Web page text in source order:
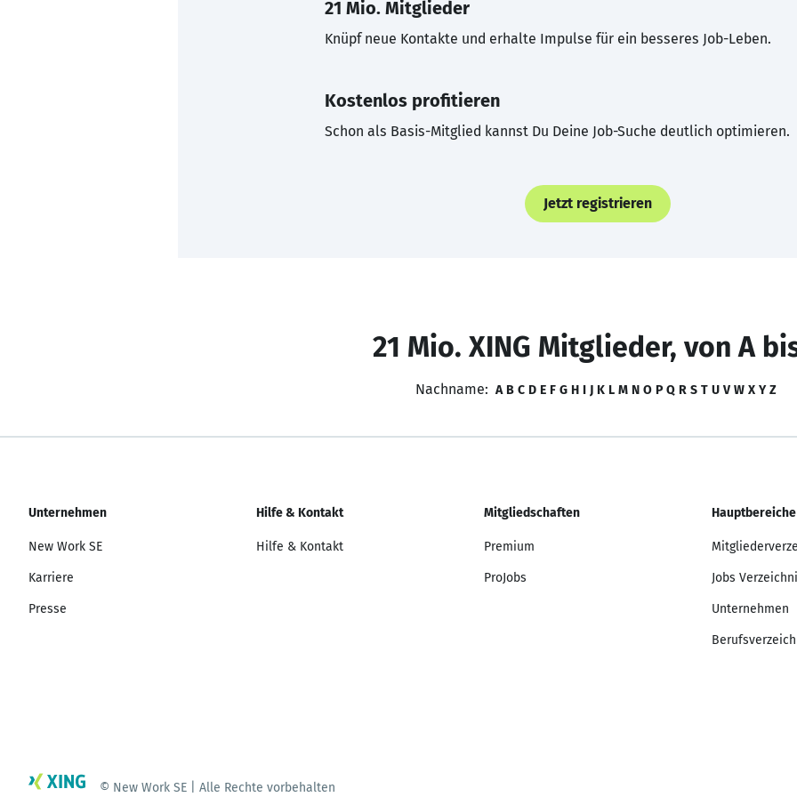
21 Mio. Mitglieder
Knüpf neue Kontakte und erhalte Impulse für ein besseres Job-Leben.
Kostenlos profitieren
Schon als Basis-Mitglied kannst Du Deine Job-Suche deutlich optimieren.
Jetzt registrieren
21 Mio. XING Mitglieder, von A
Nachname: A B C D E F G H I J K L M N O P Q R S T U V W X Y Z
Unternehmen
New Work SE
Karriere
Presse
Hilfe & Kontakt
Hilfe & Kontakt
Mitgliedschaften
Premium
ProJobs
Hauptbereiche
Jobs
Unternehmen
© New Work SE | Alle Rechte vorbehalten